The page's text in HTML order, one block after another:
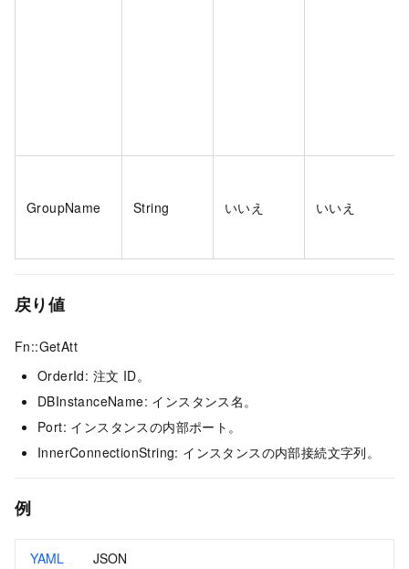
GroupName String いいえ いいえ
戻り値
Fn::GetAtt
OrderId: 注文 ID。
DBInstanceName: インスタンス名。
Port: インスタンスの内部ポート。
InnerConnectionString: インスタンスの内部接続文字列。
例
YAML JSON